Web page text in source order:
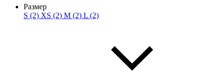
Размер
S (2) XS (2) M (2) L (2)